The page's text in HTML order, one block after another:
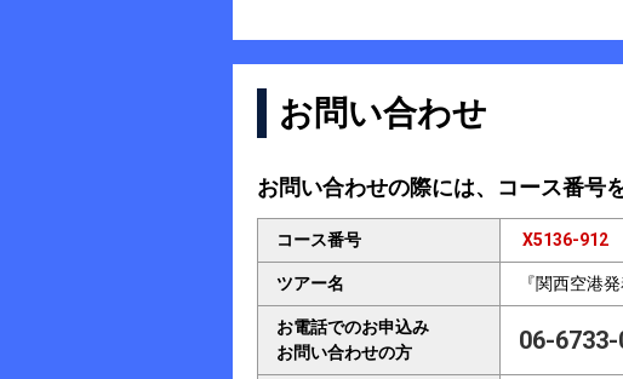
お問い合わせ
お問い合わせの際には、コース番号
コース番号 X5136-912
ツアー名 『関西空港
お電話でのお申込み
お問い合わせの方
06-